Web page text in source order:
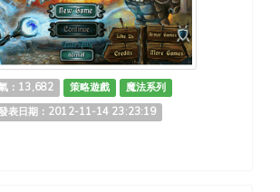
：13,682 策略遊戲
魔法系列
表日期：2012-11-14 23:23:19